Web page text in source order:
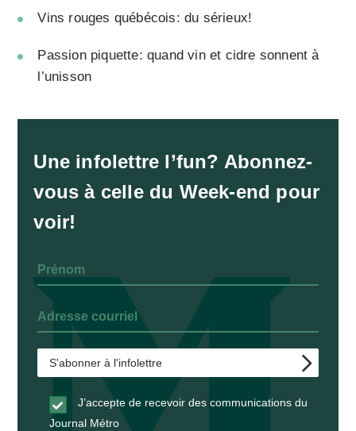
Vins rouges québécois: du sérieux!
Passion piquette: quand vin et cidre sonnent à
l’unisson
Une infolettre l’fun? Abonnez-
vous à celle du Week-end pour
voir!
J’accepte de recevoir des communications du
Journal Métro